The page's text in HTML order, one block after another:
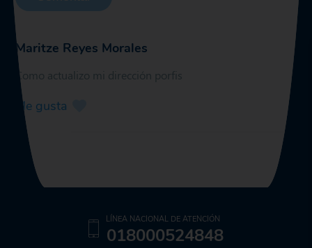
Maritze Reyes Morales
Como actualizo mi dirección porfis
Me gusta
LÍNEA NACIONAL DE ATENCIÓN
018000524848